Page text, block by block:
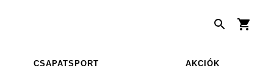
CSAPATSPORT AKCIÓK